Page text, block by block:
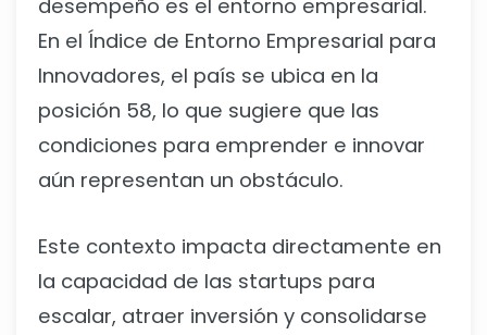
desempeño es el entorno empresarial.
En el Índice de Entorno Empresarial para
Innovadores, el país se ubica en la
posición 58, lo que sugiere que las
condiciones para emprender e innovar
aún representan un obstáculo.
Este contexto impacta directamente en
la capacidad de las startups para
escalar, atraer inversión y consolidarse